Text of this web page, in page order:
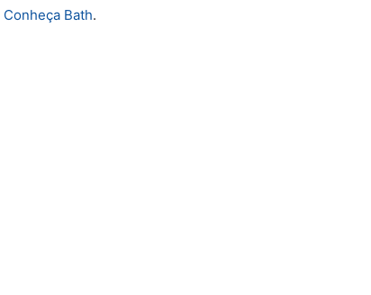
Conheça Bath.